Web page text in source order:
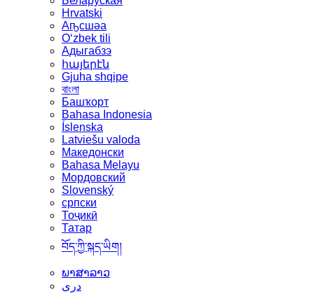
Hrvatski
Аҧсшәа
Oʻzbek tili
Адыгабзэ
հայերէն
Gjuha shqipe
বাংলা
Башҡорт
Bahasa Indonesia
Íslenska
Latviešu valoda
Македонски
Bahasa Melayu
Мордовский
Slovenský
српски
Тоҷикӣ
Татар
བོད་ཀྱི་སྐད་ཡིག།
ພາສາລາວ
دری